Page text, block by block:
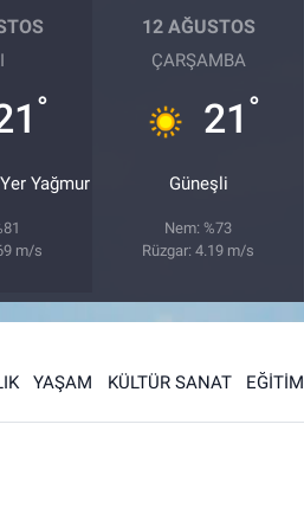
°
Yağmur
m/s
12 AĞUSTOS
ÇARŞAMBA
21 °
Güneşli
Nem: %73
Rüzgar: 4.19 m/s
YAŞAM KÜLTÜR SANAT EĞİTİM